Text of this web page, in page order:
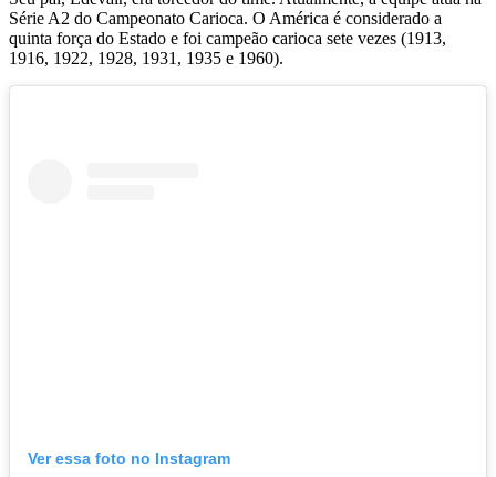
Série A2 do Campeonato Carioca. O América é considerado a
quinta força do Estado e foi campeão carioca sete vezes (1913,
1916, 1922, 1928, 1931, 1935 e 1960).
Ver essa foto no Instagram